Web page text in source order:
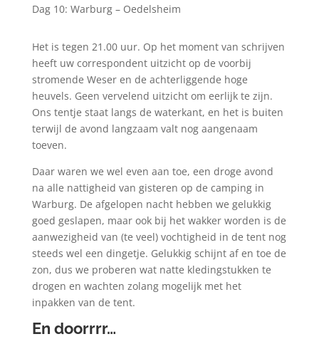
Dag 10: Warburg – Oedelsheim
Het is tegen 21.00 uur. Op het moment van schrijven
heeft uw correspondent uitzicht op de voorbij
stromende Weser en de achterliggende hoge
heuvels. Geen vervelend uitzicht om eerlijk te zijn.
Ons tentje staat langs de waterkant, en het is buiten
terwijl de avond langzaam valt nog aangenaam
toeven.
Daar waren we wel even aan toe, een droge avond
na alle nattigheid van gisteren op de camping in
Warburg. De afgelopen nacht hebben we gelukkig
goed geslapen, maar ook bij het wakker worden is de
aanwezigheid van (te veel) vochtigheid in de tent nog
steeds wel een dingetje. Gelukkig schijnt af en toe de
zon, dus we proberen wat natte kledingstukken te
drogen en wachten zolang mogelijk met het
inpakken van de tent.
En doorrrr…